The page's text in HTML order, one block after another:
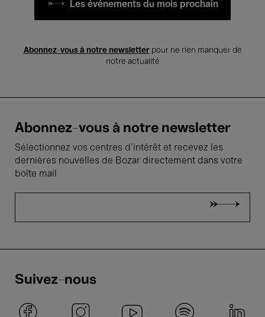
Les événements du mois prochain
Abonnez-vous à notre newsletterpour ne rien manquer de
notre actualité
Abonnez-vous à notre newsletter
Sélectionnez vos centres d'intérêt et recevez les
dernières nouvelles de Bozar directement dans votre
boîte mail
Suivez-nous